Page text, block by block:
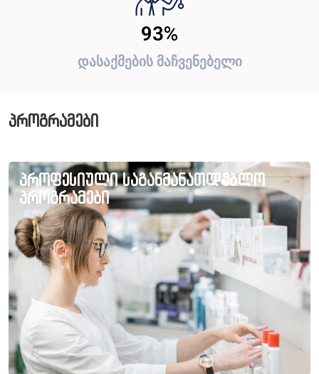
დასაქმების მაჩვენებელი
93%
პროგრამები
პროფესიული საგანმანათლებლო
პროგრამები